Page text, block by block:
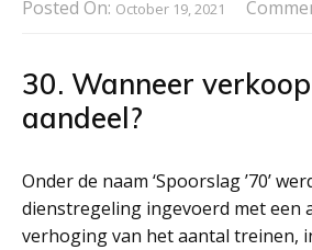
Posted On: October 19, 2021
30. Wanneer
aandeel?
Onder de naam ‘Spoorslag ’70’
dienstregeling ingevoerd met een
verhoging van het aantal treinen,